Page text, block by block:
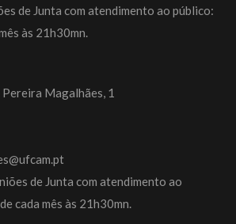
de Junta com atendimento ao público:
às 21h30mn.
Magalhães, 1
de Junta com atendimento ao
cada mês às 21h30mn.